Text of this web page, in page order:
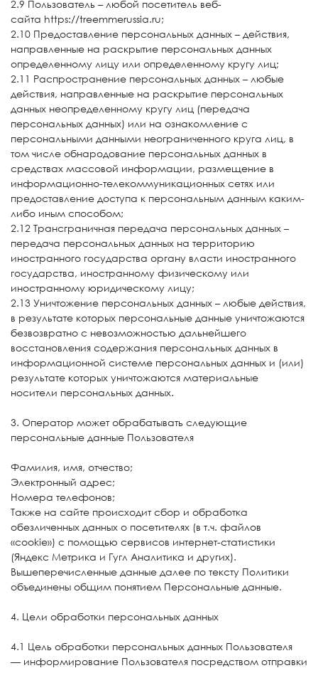
2.9 Пользователь – любой посетитель веб-
сайта https://treemmerussia.ru;
2.10 Предоставление персональных данных – действия,
направленные на раскрытие персональных данных
определенному лицу или определенному кругу лиц;
2.11 Распространение персональных данных – любые
действия, направленные на раскрытие персональных
данных неопределенному кругу лиц (передача
персональных данных) или на ознакомление с
персональными данными неограниченного круга лиц, в
том числе обнародование персональных данных в
средствах массовой информации, размещение в
информационно-телекоммуникационных сетях или
предоставление доступа к персональным данным каким-
либо иным способом;
2.12 Трансграничная передача персональных данных –
передача персональных данных на территорию
иностранного государства органу власти иностранного
государства, иностранному физическому или
иностранному юридическому лицу;
2.13 Уничтожение персональных данных – любые действия,
в результате которых персональные данные уничтожаются
безвозвратно с невозможностью дальнейшего
восстановления содержания персональных данных в
информационной системе персональных данных и (или)
результате которых уничтожаются материальные
носители персональных данных.
3. Оператор может обрабатывать следующие
персональные данные Пользователя
Фамилия, имя, отчество;
Электронный адрес;
Номера телефонов;
Также на сайте происходит сбор и обработка
обезличенных данных о посетителях (в т.ч. файлов
«cookie») с помощью сервисов интернет-статистики
(Яндекс Метрика и Гугл Аналитика и других).
Вышеперечисленные данные далее по тексту Политики
объединены общим понятием Персональные данные.
4. Цели обработки персональных данных
4.1 Цель обработки персональных данных Пользователя
— информирование Пользователя посредством отправки